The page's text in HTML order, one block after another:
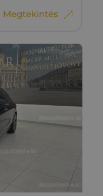
Megtekintés